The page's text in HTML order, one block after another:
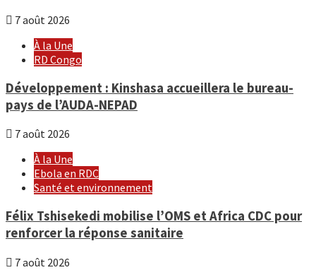
7 août 2026
À la Une
RD Congo
Développement : Kinshasa accueillera le bureau-
pays de l’AUDA-NEPAD
7 août 2026
À la Une
Ebola en RDC
Santé et environnement
Félix Tshisekedi mobilise l’OMS et Africa CDC pour
renforcer la réponse sanitaire
7 août 2026